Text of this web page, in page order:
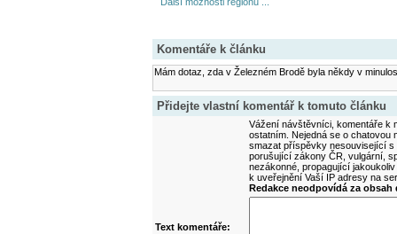
Komentáře k článku
Mám dotaz, zda v Železném Brodě byla někdy v
Přidejte vlastní komentář k tomuto článku
Vážení návštěvníci, komentáře k
ostatním. Nejedná se o
smazat příspěvky nesouvisející
porušující zákony ČR, vulgární,
nezákonné, propagující
k uveřejnění Vaší IP adresy na
Redakce neodpovídá za
Text komentáře: